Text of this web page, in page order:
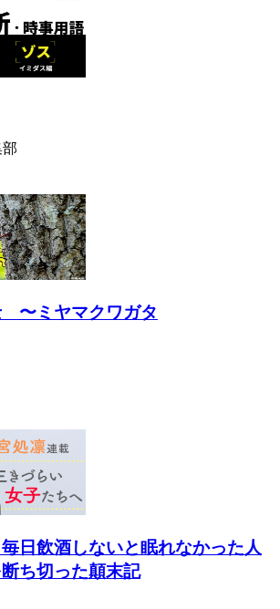
〜ミヤマクワガタ
日飲酒しないと眠れなかった人
ち切った顛末記